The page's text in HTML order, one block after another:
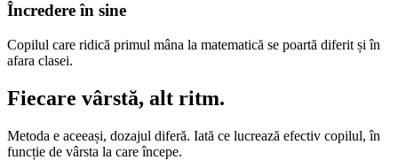
Încredere în sine
Copilul care ridică primul mâna la matematică se poartă diferit și în
afara clasei.
Fiecare vârstă, alt ritm.
Metoda e aceeași, dozajul diferă. Iată ce lucrează efectiv copilul, în
funcție de vârsta la care începe.